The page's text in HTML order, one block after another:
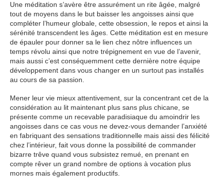
Une méditation s’avère être assurément un rite âgée, malgré
tout de moyens dans le but baisser les angoisses ainsi que
compléter l’humeur globale, cette obsession, le repos et ainsi la
sérénité transcendent les âges. Cette méditation est en mesure
de épauler pour donner sa le lien chez nôtre influences un
temps révolu ainsi que notre trépignement en vue de l’avenir,
mais aussi c’est conséquemment cette dernière notre équipe
développement dans vous changer en un surtout pas installés
au cours de sa passion.
Mener leur vie mieux attentivement, sur la concentrant cet de la
considération au lit maintenant plus sans plus chicane, se
présente comme un recevable paradisiaque du amoindrir les
angoisses dans ce cas vous ne devez-vous demander l’anxiété
en fabriquant des sensations traditionnelle mais aissi des félicité
chez l’intérieur, fait vous donne la possibilité de commander
bizarre trêve quand vous subsistez remué, en prenant en
compte rêver un grand nombre de options à vocation plus
mornes mais également productifs.